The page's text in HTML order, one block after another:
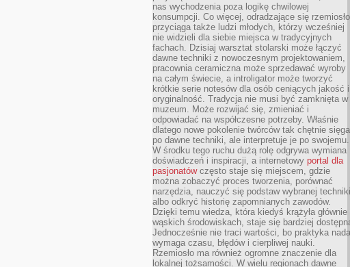
nas wychodzenia poza logikę chwilowej
konsumpcji. Co więcej, odradzające się rzemiosło
przyciąga także ludzi młodych, którzy wcześniej
nie widzieli dla siebie miejsca w tradycyjnych
fachach. Dzisiaj warsztat stolarski może łączyć
dawne techniki z nowoczesnym projektowaniem,
pracownia ceramiczna może sprzedawać wyroby
na całym świecie, a introligator może tworzyć
krótkie serie notesów dla osób ceniących jakość i
oryginalność. Tradycja nie musi być zamknięta w
muzeum. Może rozwijać się, zmieniać i
odpowiadać na współczesne potrzeby. Właśnie
dlatego nowe pokolenie twórców tak chętnie sięga
po dawne techniki, ale interpretuje je po swojemu.
W środku tego ruchu dużą rolę odgrywa wymiana
doświadczeń i inspiracji, a internetowy portal dla
pasjonatówczęsto staje się miejscem, gdzie
można zobaczyć proces tworzenia, porównać
narzędzia, nauczyć się podstaw wybranej techniki
albo odkryć historię zapomnianych zawodów.
Dzięki temu wiedza, która kiedyś krążyła głównie
wąskich środowiskach, staje się bardziej
Jednocześnie nie traci wartości, bo praktyka nadal
wymaga czasu, błędów i cierpliwej nauki.
Rzemiosło ma również ogromne znaczenie dla
lokalnej tożsamości. W wielu regionach dawne